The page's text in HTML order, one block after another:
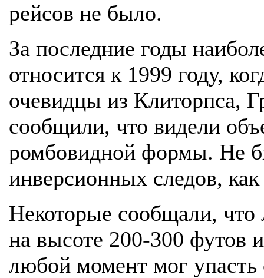
рейсов не было.
За последние годы
относится к 1999 году,
очевидцы из Клиторпса,
сообщили, что видели
ромбовидной формы. Не
инверсионных следов,
Некоторые сообщали, что
на высоте 200-300 футов
любой момент мог